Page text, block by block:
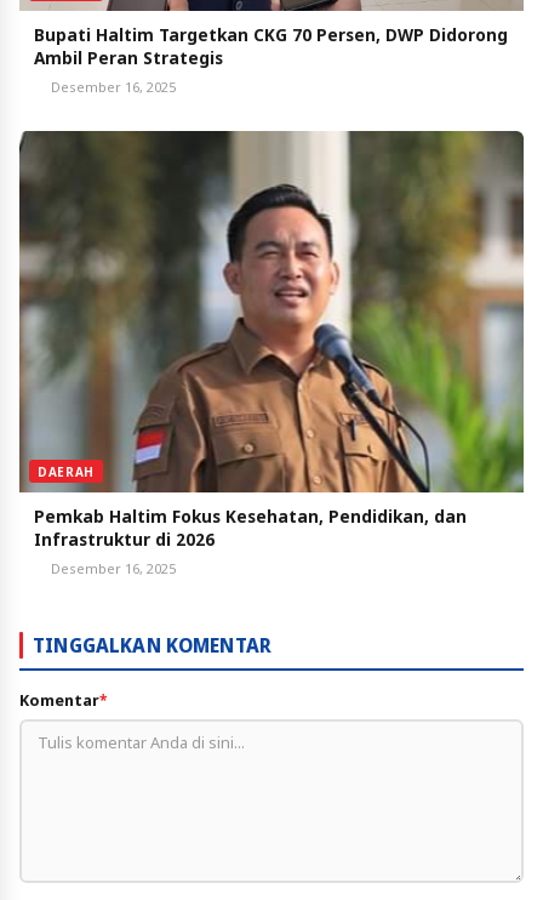
Bupati Haltim Targetkan CKG 70 Persen, DWP Didorong
Ambil Peran Strategis
Desember 16, 2025
DAERAH
Pemkab Haltim Fokus Kesehatan, Pendidikan, dan
Infrastruktur di 2026
Desember 16, 2025
TINGGALKAN KOMENTAR
Komentar*